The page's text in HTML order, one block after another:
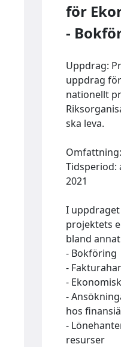
för
-
Uppdrag:
uppdrag
nationellt
ska leva.
Tidsperiod:
2021
I
projektets
bland
- Bokföring
-
-
-
hos
-
resurser